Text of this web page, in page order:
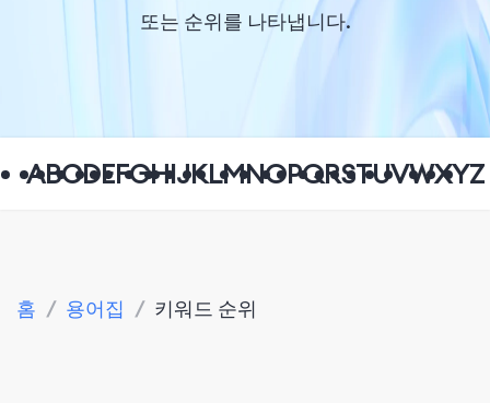
또는 순위를 나타냅니다.
ABCDEFGHIJKLMNOPQRSTUVWXYZ
홈 / 용어집 / 키워드 순위